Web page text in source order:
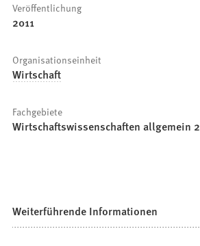
Veröffentlichung
2011
Organisationseinheit
Wirtschaft
Fachgebiete
Wirtschaftswissenschaften allgemein 2
Weiterführende Informationen